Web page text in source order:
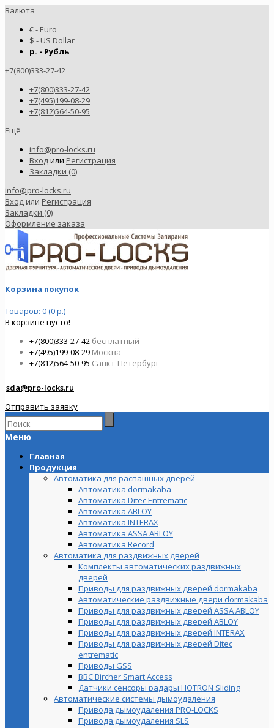
Валюта
€ - Euro
$ - US Dollar
р. - Рубль
+7(800)333-27-42
+7(800)333-27-42
+7(495)199-08-29
+7(812)564-50-95
Ещё
info@pro-locks.ru
Входили Регистрация
Закладки (0)
info@pro-locks.ru
Вход или Регистрация
Закладки (0)
Оформление заказа
Корзина покупок
Товаров: 0 (0 р.)
В корзине пусто!
+7(800)333-27-42 бесплатный
+7(495)199-08-29 Москва
+7(812)564-50-95 Санкт-Петербург
sda@pro-locks.ru
Отправить заявку
Меню
Главная
Продукция
Автоматика для распашных дверей
Автоматика dormakaba
Автоматика Ditec Entrematic
Автоматика ABLOY
Автоматика INTERAX
Автоматика ASSA ABLOY
Автоматика Record
Автоматика для раздвижных дверей
Комплекты автоматических раздвижных
дверей
Приводы для раздвижных дверей dormakaba
Автоматические раздвижные двери dormakaba
Приводы для раздвижных дверей ASSA ABLOY
Приводы для раздвижных дверей ABLOY
Приводы для раздвижных дверей INTERAX
Приводы для раздвижных дверей Ditec
entrematic
Приводы GSS
BBC Bircher Smart Access
Датчики сенсоры радары HOTRON Sliding
Автоматические системы дымоудаления
Привода дымоудаления PRO-LOCKS
Привода дымоудаления SLS